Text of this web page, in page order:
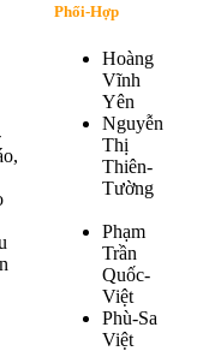
Phối-Hợp
Hoàng
Vĩnh
Yên
Nguyễn
Thị
Thiên-
Tường
Phạm
Trần
Quốc-
Việt
Phù-Sa
Việt